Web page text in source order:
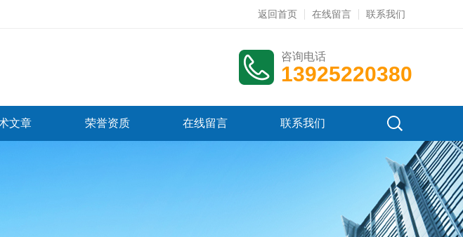
返回首页 在线留言 联系我们
咨询电话
13925220380
文章 荣誉资质 在线留言 联系我们